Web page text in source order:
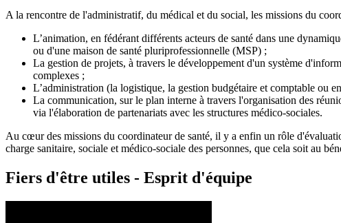
A la rencontre de l'administratif, du médical et du social, les missions du
L’animation, en fédérant différents acteurs de santé dans une
ou d'une maison de santé pluriprofessionnelle (MSP) ;
La gestion de projets, à travers le développement d'un système
complexes ;
L’administration (la logistique, la gestion budgétaire et comptable ou
La communication, sur le plan interne à travers l'organisation des
via l'élaboration de partenariats avec les structures médico-sociales.
Au cœur des missions du coordinateur de santé, il y a enfin un rôle
charge sanitaire, sociale et médico-sociale des personnes, que cela soit au
Fiers d'être utiles - Esprit d'équipe